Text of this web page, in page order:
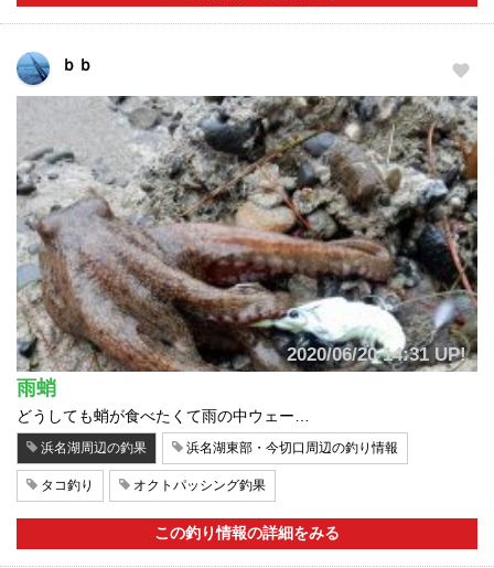
ｂｂ
2020/06/20 14:31 UP!
雨蛸
どうしても蛸が食べたくて雨の中ウェー…
浜名湖周辺の釣果 浜名湖東部・今切口周辺の釣り情報
タコ釣り オクトパッシング釣果
この釣り情報の詳細をみる